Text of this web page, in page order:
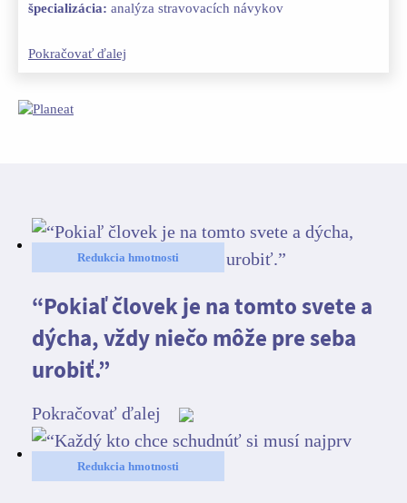
špecializácia: analýza stravovacích návykov
Pokračovať ďalej
Redukcia hmotnosti
“Pokiaľ človek je na tomto svete a
dýcha, vždy niečo môže pre seba
urobiť.”
Pokračovať ďalej
Redukcia hmotnosti